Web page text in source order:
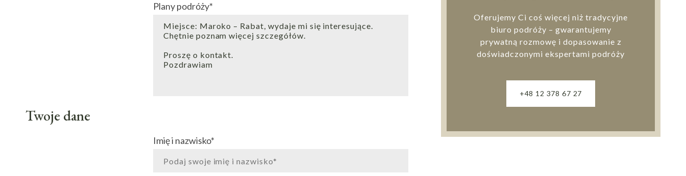
Plany podróży*
Twoje dane
Imię i nazwisko*
Oferujemy Ci coś więcej niż tradycyjne
biuro podróży – gwarantujemy
prywatną rozmowę i dopasowanie z
doświadczonymi ekspertami podróży
+48 12 378 67 27